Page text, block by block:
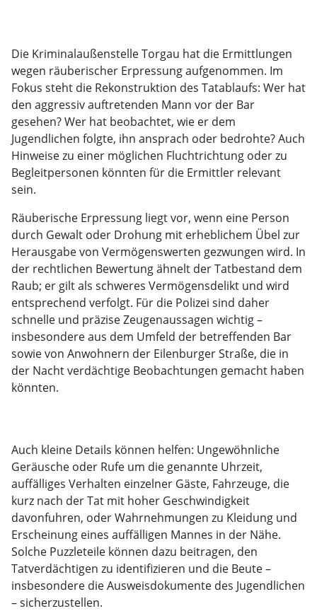
Die Kriminalaußenstelle Torgau hat die Ermittlungen
wegen räuberischer Erpressung aufgenommen. Im
Fokus steht die Rekonstruktion des Tatablaufs: Wer hat
den aggressiv auftretenden Mann vor der Bar
gesehen? Wer hat beobachtet, wie er dem
Jugendlichen folgte, ihn ansprach oder bedrohte? Auch
Hinweise zu einer möglichen Fluchtrichtung oder zu
Begleitpersonen könnten für die Ermittler relevant
sein.
Räuberische Erpressung liegt vor, wenn eine Person
durch Gewalt oder Drohung mit erheblichem Übel zur
Herausgabe von Vermögenswerten gezwungen wird. In
der rechtlichen Bewertung ähnelt der Tatbestand dem
Raub; er gilt als schweres Vermögensdelikt und wird
entsprechend verfolgt. Für die Polizei sind daher
schnelle und präzise Zeugenaussagen wichtig –
insbesondere aus dem Umfeld der betreffenden Bar
sowie von Anwohnern der Eilenburger Straße, die in
der Nacht verdächtige Beobachtungen gemacht haben
könnten.
Auch kleine Details können helfen: Ungewöhnliche
Geräusche oder Rufe um die genannte Uhrzeit,
auffälliges Verhalten einzelner Gäste, Fahrzeuge, die
kurz nach der Tat mit hoher Geschwindigkeit
davonfuhren, oder Wahrnehmungen zu Kleidung und
Erscheinung eines auffälligen Mannes in der Nähe.
Solche Puzzleteile können dazu beitragen, den
Tatverdächtigen zu identifizieren und die Beute –
insbesondere die Ausweisdokumente des Jugendlichen
– sicherzustellen.